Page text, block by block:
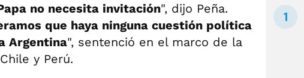
no necesita invitación", dijo Peña.
que haya ninguna cuestión política
Argentina", sentenció en el marco de la
y Perú.